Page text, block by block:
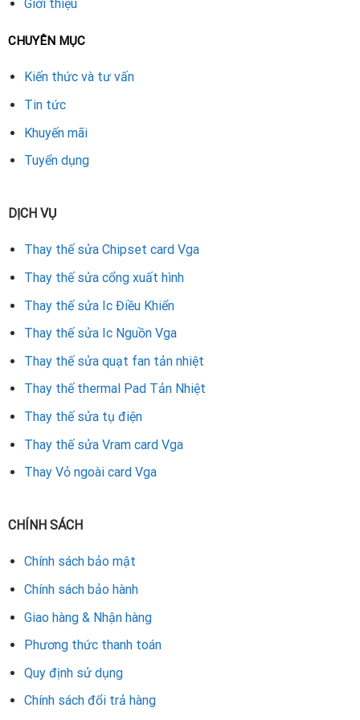
Giới thiệu
CHUYÊN MỤC
Kiến thức và tư vấn
Tin tức
Khuyến mãi
Tuyển dụng
DỊCH VỤ
Thay thế sửa Chipset card Vga
Thay thế sửa cổng xuất hình
Thay thế sửa Ic Điều Khiển
Thay thế sửa Ic Nguồn Vga
Thay thế sửa quạt fan tản nhiệt
Thay thế thermal Pad Tản Nhiệt
Thay thế sửa tụ điện
Thay thế sửa Vram card Vga
Thay Vỏ ngoài card Vga
CHÍNH SÁCH
Chính sách bảo mật
Chính sách bảo hành
Giao hàng & Nhận hàng
Phương thức thanh toán
Quy định sử dụng
Chính sách đổi trả hàng